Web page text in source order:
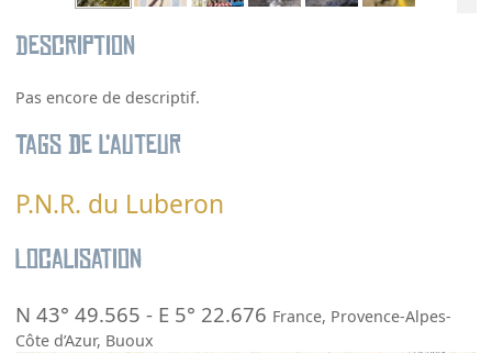
Description
Pas encore de descriptif.
Tags de l’auteur
P.N.R. du Luberon
Localisation
N 43° 49.565 - E 5° 22.676 France, Provence-Alpes-
Côte d’Azur, Buoux